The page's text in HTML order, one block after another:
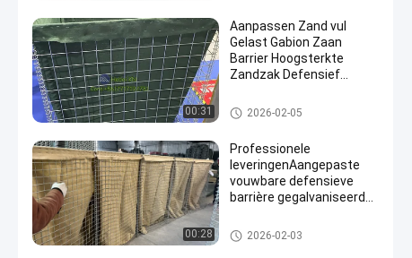
00:31
Aanpassen Zand vul
Gelast Gabion Zaan
Barrier Hoogsterkte
Zandzak Defensief
Verdedigingsbarrière
2026-02-05
00:28
Professionele
leveringenAangepaste
vouwbare defensieve
barrière gegalvaniseerde
overstroming defensieve
barrière explosie
Verdedigingsbarrière
2026-02-03